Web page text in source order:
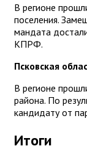
В регионе
поселения.
мандата
КПРФ.
Псковская
В регионе
района. По
кандидату от
Итоги